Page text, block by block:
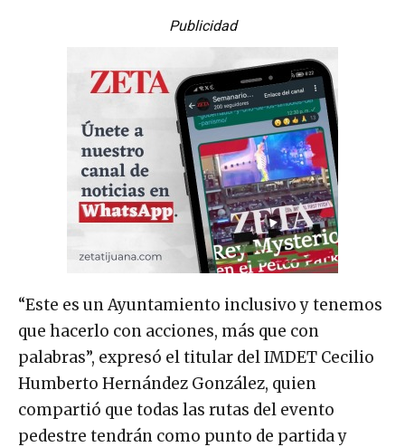
Publicidad
“Este es un Ayuntamiento inclusivo y tenemos
que hacerlo con acciones, más que con
palabras”, expresó el titular del IMDET Cecilio
Humberto Hernández González, quien
compartió que todas las rutas del evento
pedestre tendrán como punto de partida y